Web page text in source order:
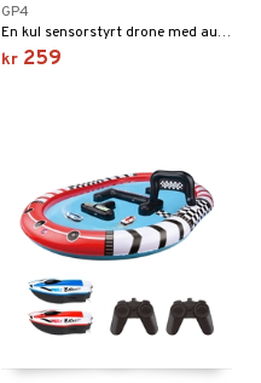
GP4
En kul sensorstyrt drone med auto-hovering funksjon.
kr 259